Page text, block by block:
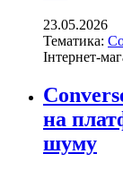
23.05.2026
Тематика:
Інтернет-
на
шуму